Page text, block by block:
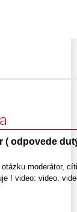
( odpovede
moderátor,
! video: video.